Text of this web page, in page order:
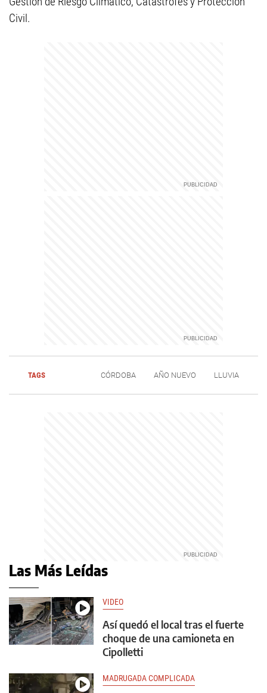
Civil.
TAGS CÓRDOBA AÑO NUEVO LLUVIA
Las Más Leídas
VIDEO
Así quedó el local tras el fuerte
choque de una camioneta en
Cipolletti
MADRUGADA COMPLICADA